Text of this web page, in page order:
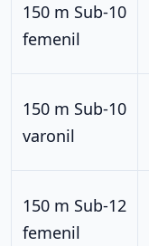
150 m Sub-10
femenil
150 m Sub-10
varonil
150 m Sub-12
femenil